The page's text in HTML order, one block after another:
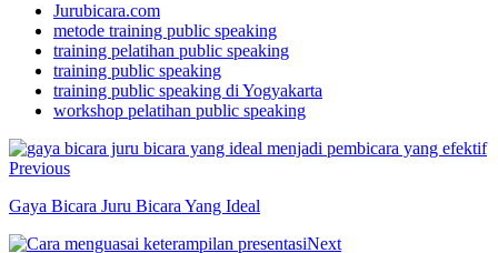
Jurubicara.com
metode training public speaking
training pelatihan public speaking
training public speaking
training public speaking di Yogyakarta
workshop pelatihan public speaking
Previous
Gaya Bicara Juru Bicara Yang Ideal
Next